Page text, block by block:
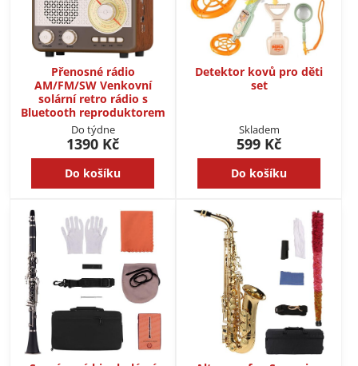
Přenosné rádio
AM/FM/SW Venkovní
solární retro rádio s
Bluetooth reproduktorem
Do týdne
1390 Kč
Do košíku
Detektor kovů pro děti
set
Skladem
599 Kč
Do košíku